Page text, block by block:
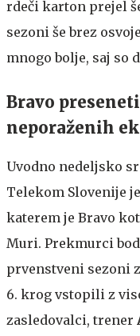
rdeči karton prejel
sezoni še brez
mnogo bolje, saj so
Bravo
neporaženih
Uvodno nedeljsko
Telekom Slovenije
katerem je Bravo
Muri. Prekmurci
prvenstveni sezoni
6. krog vstopili z
zasledovalci, trener